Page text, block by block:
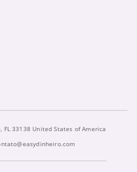
33138 United States of America